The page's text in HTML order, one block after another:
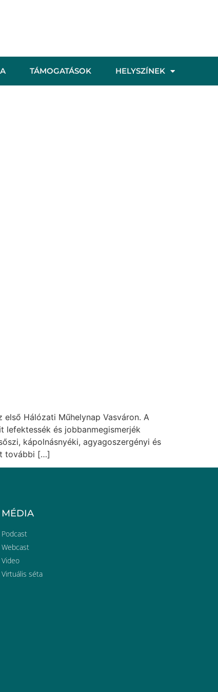
TÁMOGATÁSOK HELYSZÍNEK
Hálózati Műhelynap Vasváron. A
lefektessék és jobbanmegismerjék
kápolnásnyéki, agyagoszergényi és
további […]
MÉDIA
Podcast
Webcast
Video
Virtuális séta